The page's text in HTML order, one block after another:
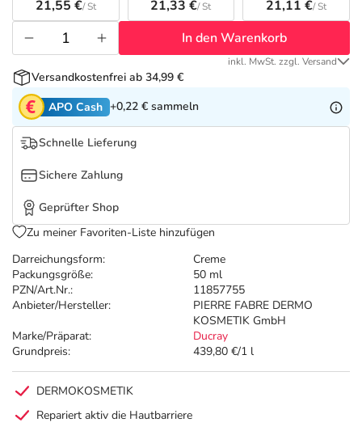
Tierapotheke
Vitamine & Mineralstoffe
Marken
Salus Deals
Darreichungsform:
Creme
Packungsgröße:
50 ml
PZN/Art.Nr.:
11857755
Anbieter/Hersteller:
PIERRE FABRE DERMO
KOSMETIK GmbH
Marke/Präparat:
Ducray
Grundpreis:
439,80 €/1 l
21,55 €/ St 21,33 €/ St 21,11 €/ St
In den Warenkorb
inkl. MwSt. zzgl. Versand
Versandkostenfrei ab 34,99 €
APO Cash +0,22 € sammeln
Schnelle Lieferung
Sichere Zahlung
Geprüfter Shop
Zu meiner Favoriten-Liste hinzufügen
DERMOKOSMETIK
Repariert aktiv die Hautbarriere